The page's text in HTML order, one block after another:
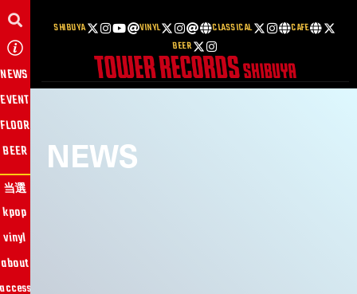
SHIBUYA VINYL CLASSICAL
CAFE
BEER
NEWS
EVENT
当選
FLOOR
BEER
kpop
vinyl
about
NEWS